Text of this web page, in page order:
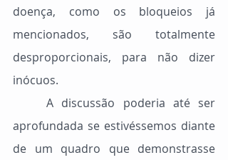
doença, como os bloqueios já
mencionados, são totalmente
desproporcionais, para não dizer
inócuos.
	A discussão poderia até ser
aprofundada se estivéssemos diante
de um quadro que demonstrasse